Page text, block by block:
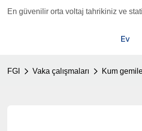
En güvenilir orta voltaj tahrikiniz ve
Ev
FGI Vaka çalışmaları Kum